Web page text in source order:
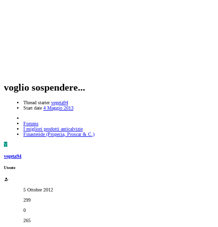
voglio sospendere...
Thread starter vegeta94
Start date 4 Maggio 2013
Forums
I migliori prodotti anticalvizie
Finasteride (Propecia, Proscar & C.)
V
vegeta94
Utente
5 Ottobre 2012
299
0
265